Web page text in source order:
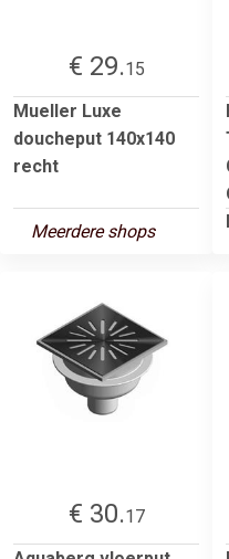
€ 29.15
Mueller Luxe
doucheput 140x140
recht
Meerdere shops
€ 30.17